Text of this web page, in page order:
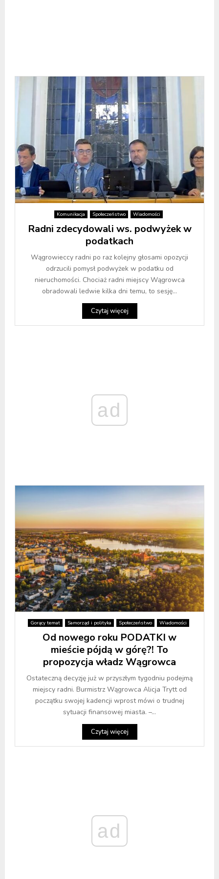
Komunikacja Społeczeństwo Wiadomości
Radni zdecydowali ws. podwyżek w
podatkach
Wągrowieccy radni po raz kolejny głosami opozycji
odrzucili pomysł podwyżek w podatku od
nieruchomości. Chociaż radni miejscy Wągrowca
obradowali ledwie kilka dni temu, to sesję...
Czytaj więcej
ad
Gorący temat Samorząd i polityka Społeczeństwo Wiadomości
Od nowego roku PODATKI w
mieście pójdą w górę?! To
propozycja władz Wągrowca
Ostateczną decyzję już w przyszłym tygodniu podejmą
miejscy radni. Burmistrz Wągrowca Alicja Trytt od
początku swojej kadencji wprost mówi o trudnej
sytuacji finansowej miasta. –...
Czytaj więcej
ad